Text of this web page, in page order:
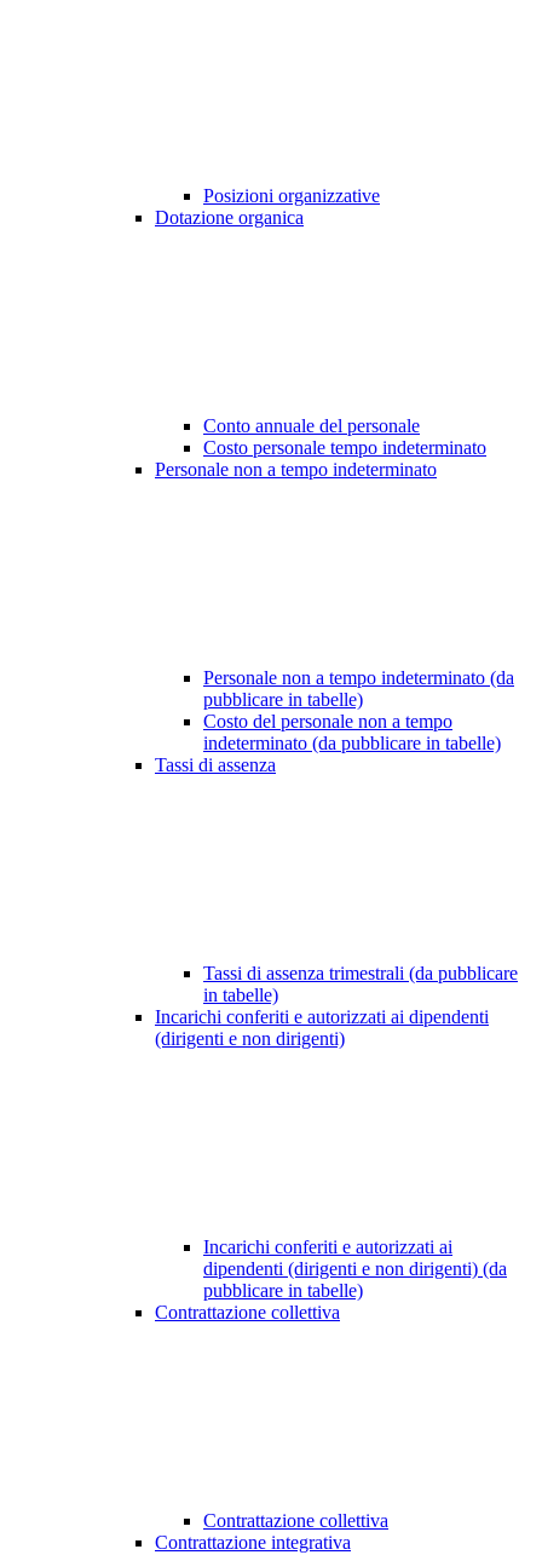
Posizioni organizzative
Dotazione organica
Conto annuale del personale
Costo personale tempo indeterminato
Personale non a tempo indeterminato
Personale non a tempo indeterminato (da
pubblicare in tabelle)
Costo del personale non a tempo
indeterminato (da pubblicare in tabelle)
Tassi di assenza
Tassi di assenza trimestrali (da pubblicare
in tabelle)
Incarichi conferiti e autorizzati ai dipendenti
(dirigenti e non dirigenti)
Incarichi conferiti e autorizzati ai
dipendenti (dirigenti e non dirigenti) (da
pubblicare in tabelle)
Contrattazione collettiva
Contrattazione collettiva
Contrattazione integrativa